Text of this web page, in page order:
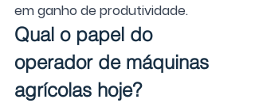
em ganho de produtividade.
Qual o papel do
operador de máquinas
agrícolas hoje?